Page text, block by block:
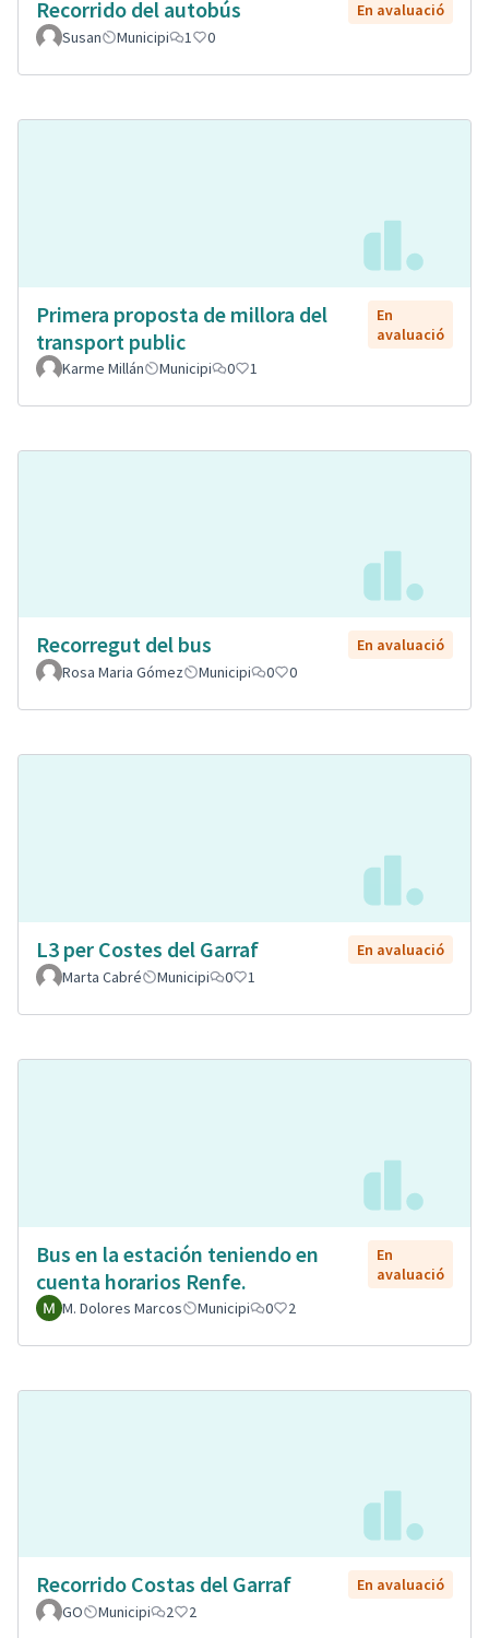
Recorrido del autobús
En avaluació
Susan
Municipi 1 0
Primera proposta de millora del
transport public
En
avaluació
Karme Millán
Municipi 0 1
Recorregut del bus
En avaluació
Rosa Maria Gómez
Municipi 0 0
L3 per Costes del Garraf
En avaluació
Marta Cabré
Municipi 0 1
Bus en la estación teniendo en
cuenta horarios Renfe.
En
avaluació
M. Dolores Marcos
Municipi 0 2
Recorrido Costas del Garraf
En avaluació
GO
Municipi 2 2